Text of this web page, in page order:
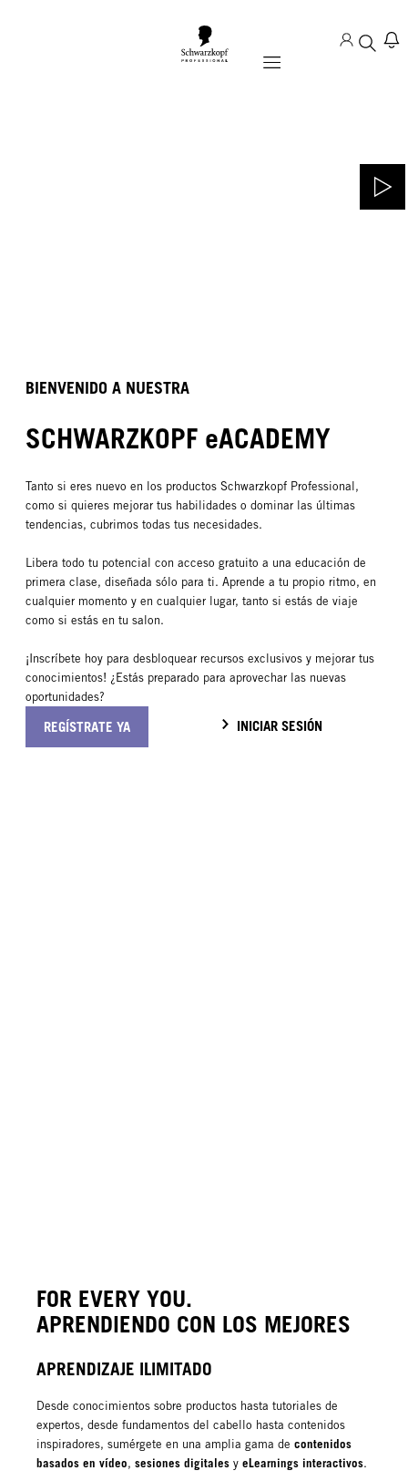
Mobile navigation
BIENVENIDO A NUESTRA
SCHWARZKOPF eACADEMY
Tanto si eres nuevo en los productos Schwarzkopf Professional,
como si quieres mejorar tus habilidades o dominar las últimas
tendencias, cubrimos todas tus necesidades.
Libera todo tu potencial con acceso gratuito a una educación de
primera clase, diseñada sólo para ti. Aprende a tu propio ritmo, en
cualquier momento y en cualquier lugar, tanto si estás de viaje
como si estás en tu salon.
¡Inscríbete hoy para desbloquear recursos exclusivos y mejorar tus
conocimientos! ¿Estás preparado para aprovechar las nuevas
oportunidades?
REGÍSTRATE YA INICIAR SESIÓN
FOR EVERY YOU.
APRENDIENDO CON LOS MEJORES
APRENDIZAJE ILIMITADO
Desde conocimientos sobre productos hasta tutoriales de
expertos, desde fundamentos del cabello hasta contenidos
inspiradores, sumérgete en una amplia gama de contenidos
basados en vídeo, sesiones digitales y eLearnings interactivos.